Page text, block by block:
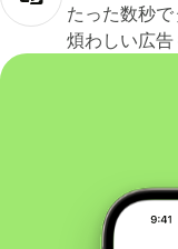
たった数秒
煩わしい広告